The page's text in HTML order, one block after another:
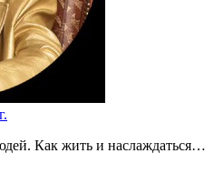
Как жить и наслаждаться…